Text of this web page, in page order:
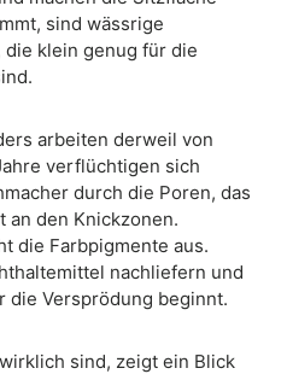
sind wässrige
klein genug für die
arbeiten derweil von
verflüchtigen sich
durch die Poren, das
an den Knickzonen.
die Farbpigmente aus.
nachliefern und
die Versprödung beginnt.
sind, zeigt ein Blick